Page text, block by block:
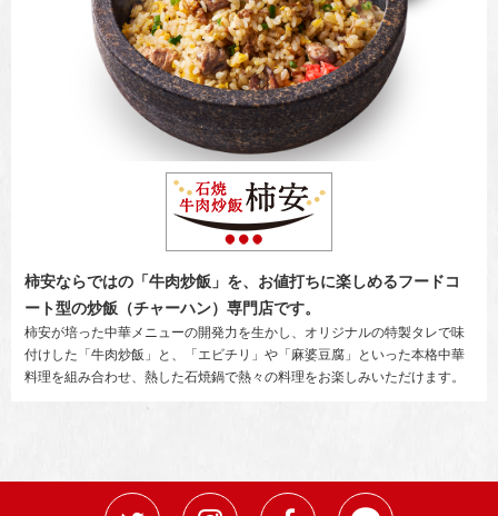
柿安ならではの「牛肉炒飯」を、お値打ちに楽しめるフードコ
ート型の炒飯（チャーハン）専門店です。
柿安が培った中華メニューの開発力を生かし、オリジナルの特製タレで味
付けした「牛肉炒飯」と、「エビチリ」や「麻婆豆腐」といった本格中華
料理を組み合わせ、熱した石焼鍋で熱々の料理をお楽しみいただけます。